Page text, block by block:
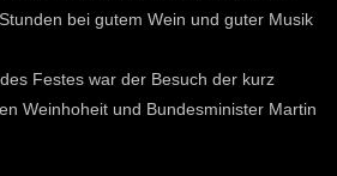
bei gutem Wein und guter Musik
Festes war der Besuch der kurz
Weinhoheit und Bundesminister Martin